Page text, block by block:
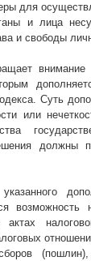
для
и лица
и свободы
Суть
или
должны